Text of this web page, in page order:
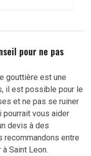
pour ne pas
gouttière est une
il est possible pour le
et ne pas se ruiner
pourrait vous aider
devis à des
recommandons entre
Saint Leon.